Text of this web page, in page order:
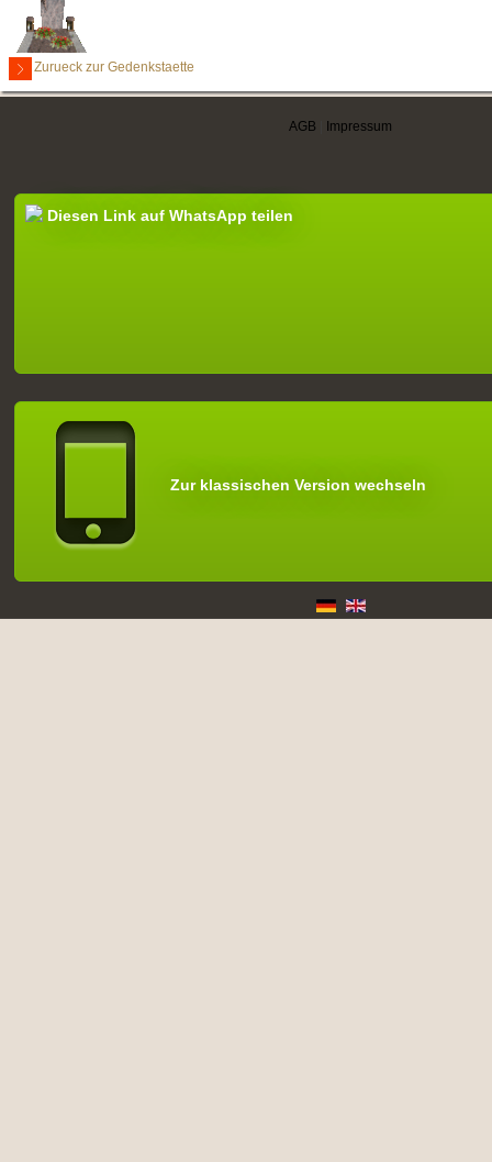
Zurueck zur Gedenkstaette
AGB Impressum
Diesen Link auf WhatsApp teilen
Zur klassischen Version wechseln